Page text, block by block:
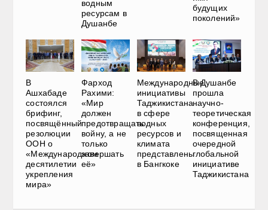
водным
ресурсам в
Душанбе
будущих
поколений»
В
Ашхабаде
состоялся
брифинг,
посвящённый
резолюции
ООН о
«Международном
десятилетии
укрепления
мира»
Фарход
Рахими:
«Мир
должен
предотвращать
войну, а не
только
завершать
её»
Международные
инициативы
Таджикистана
в сфере
водных
ресурсов и
климата
представлены
в Бангкоке
В Душанбе
прошла
научно-
теоретическая
конференция,
посвященная
очередной
глобальной
инициативе
Таджикистана